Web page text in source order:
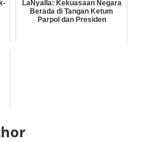
LaNyalla: Kekuasaan Negara
Berada di Tangan Ketum
Parpol dan Presiden